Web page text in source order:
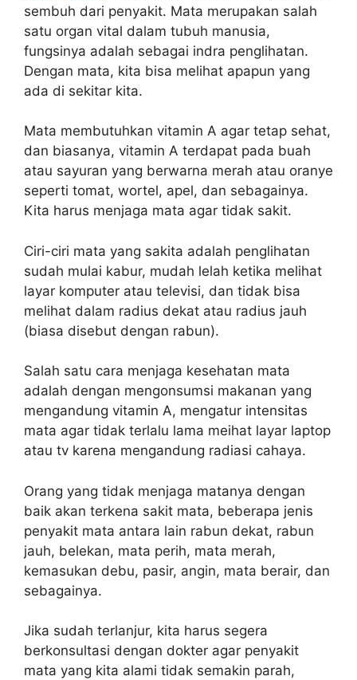
sembuh dari penyakit. Mata merupakan salah
satu organ vital dalam tubuh manusia,
fungsinya adalah sebagai indra penglihatan.
Dengan mata, kita bisa melihat apapun yang
ada di sekitar kita.
Mata membutuhkan vitamin A agar tetap sehat,
dan biasanya, vitamin A terdapat pada buah
atau sayuran yang berwarna merah atau oranye
seperti tomat, wortel, apel, dan sebagainya.
Kita harus menjaga mata agar tidak sakit.
Ciri-ciri mata yang sakita adalah penglihatan
sudah mulai kabur, mudah lelah ketika melihat
layar komputer atau televisi, dan tidak bisa
melihat dalam radius dekat atau radius jauh
(biasa disebut dengan rabun).
Salah satu cara menjaga kesehatan mata
adalah dengan mengonsumsi makanan yang
mengandung vitamin A, mengatur intensitas
mata agar tidak terlalu lama meihat layar laptop
atau tv karena mengandung radiasi cahaya.
Orang yang tidak menjaga matanya dengan
baik akan terkena sakit mata, beberapa jenis
penyakit mata antara lain rabun dekat, rabun
jauh, belekan, mata perih, mata merah,
kemasukan debu, pasir, angin, mata berair, dan
sebagainya.
Jika sudah terlanjur, kita harus segera
berkonsultasi dengan dokter agar penyakit
mata yang kita alami tidak semakin parah,